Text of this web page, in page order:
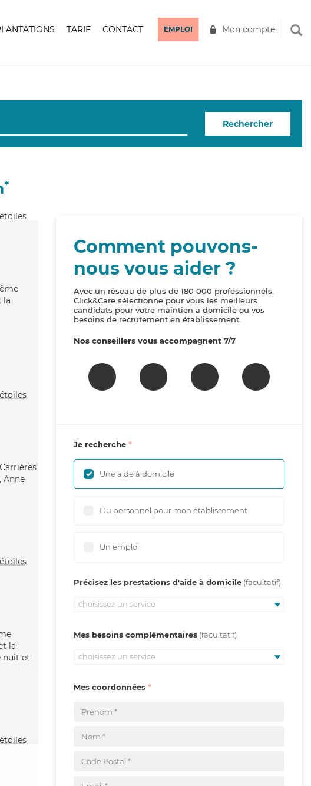
TARIF CONTACT EMPLOI Mon compte
Rechercher
*
la
Anne
la
nuit et
Comment pouvons-
nous vous aider ?
Avec un réseau de plus de 180 000 professionnels,
Click&Care sélectionne pour vous les meilleurs
candidats pour votre maintien à domicile ou vos
besoins de recrutement en établissement.
Nos conseillers vous accompagnent 7/7
Je recherche
Une aide à domicile
Du personnel pour mon établissement
Un emploi
Précisez les prestations d'aide à domicile
choisissez un service
Mes besoins complémentaires
choisissez un service
Mes coordonnées